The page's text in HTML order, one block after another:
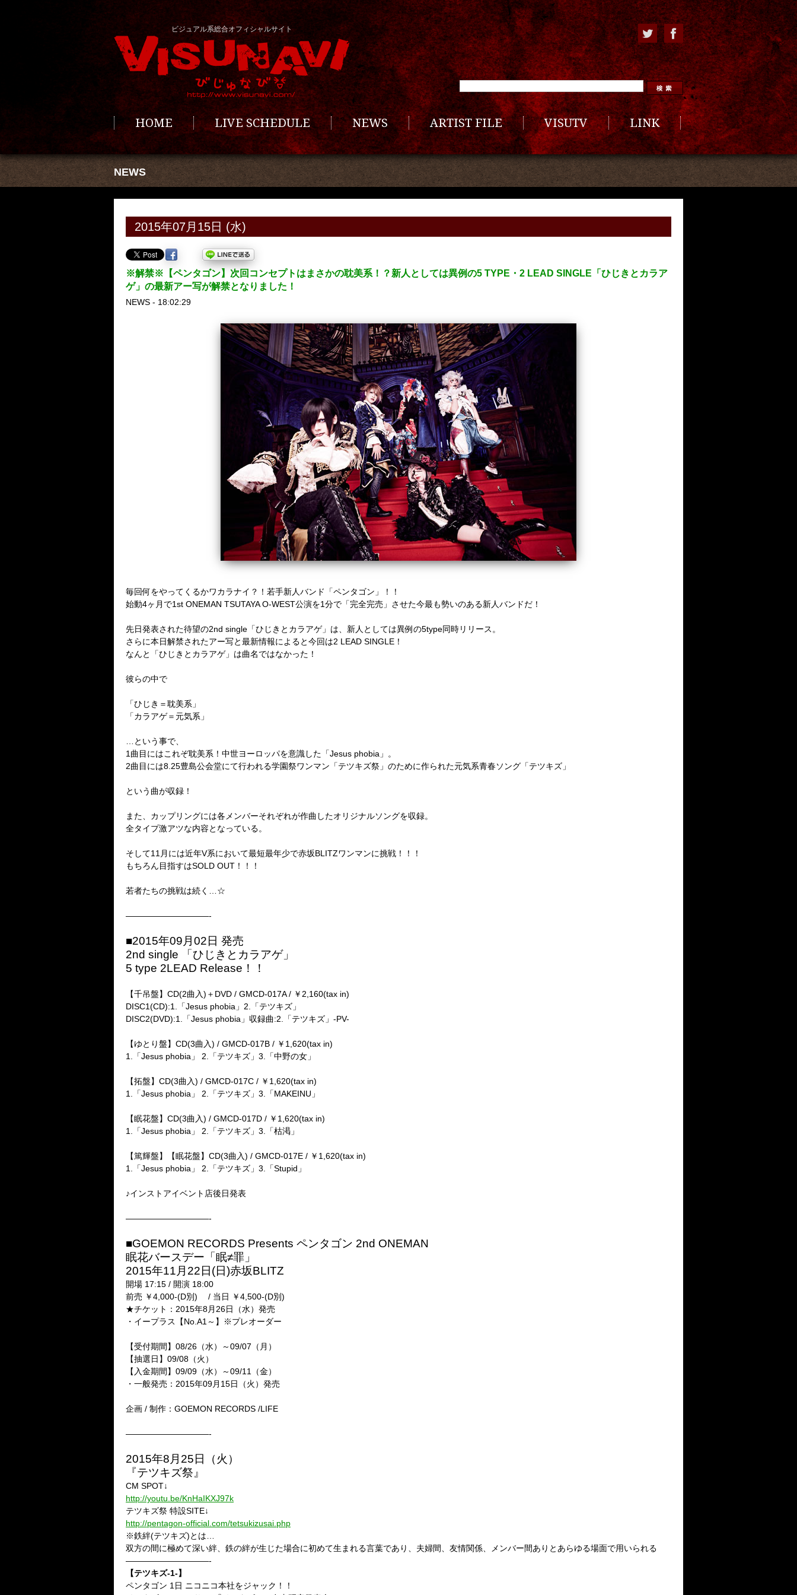
ビジュアル系総合オフィシャルサイト
HOME LIVE SCHEDULE NEWS ARTIST FILE VISUTV LINK
NEWS
2015年07月15日 (水)
※解禁※【ペンタゴン】次回コンセプトはまさかの耽美系！？新人としては異例の5 TYPE・2 LEAD SINGLE「ひじきとカラア
ゲ」の最新アー写が解禁となりました！
NEWS - 18:02:29
毎回何をやってくるかワカラナイ？！若手新人バンド「ペンタゴン」！！
始動4ヶ月で1st ONEMAN TSUTAYA O-WEST公演を1分で「完全完売」させた今最も勢いのある新人バンドだ！
先日発表された待望の2nd single「ひじきとカラアゲ」は、新人としては異例の5type同時リリース。
さらに本日解禁されたアー写と最新情報によると今回は2 LEAD SINGLE！
なんと「ひじきとカラアゲ」は曲名ではなかった！
彼らの中で
「ひじき＝耽美系」
「カラアゲ＝元気系」
…という事で、
1曲目にはこれぞ耽美系！中世ヨーロッパを意識した「Jesus phobia」。
2曲目には8.25豊島公会堂にて行われる学園祭ワンマン「テツキズ祭」のために作られた元気系青春ソング「テツキズ」
という曲が収録！
また、カップリングには各メンバーそれぞれが作曲したオリジナルソングを収録。
全タイプ激アツな内容となっている。
そして11月には近年V系において最短最年少で赤坂BLITZワンマンに挑戦！！！
もちろん目指すはSOLD OUT！！！
若者たちの挑戦は続く…☆
——————————-
■2015年09月02日 発売
2nd single 「ひじきとカラアゲ」
5 type 2LEAD Release！！
【千吊盤】CD(2曲入)＋DVD / GMCD-017A / ￥2,160(tax in)
DISC1(CD):1.「Jesus phobia」2.「テツキズ」
DISC2(DVD):1.「Jesus phobia」収録曲:2.「テツキズ」-PV-
【ゆとり盤】CD(3曲入) / GMCD-017B / ￥1,620(tax in)
1.「Jesus phobia」 2.「テツキズ」3.「中野の女」
【拓盤】CD(3曲入) / GMCD-017C / ￥1,620(tax in)
1.「Jesus phobia」 2.「テツキズ」3.「MAKEINU」
【眠花盤】CD(3曲入) / GMCD-017D / ￥1,620(tax in)
1.「Jesus phobia」 2.「テツキズ」3.「枯渇」
【篤輝盤】【眠花盤】CD(3曲入) / GMCD-017E / ￥1,620(tax in)
1.「Jesus phobia」 2.「テツキズ」3.「Stupid」
♪インストアイベント店後日発表
——————————-
■GOEMON RECORDS Presents ペンタゴン 2nd ONEMAN
眠花バースデー「眠≠罪」
2015年11月22日(日)赤坂BLITZ
開場 17:15 / 開演 18:00
前売 ￥4,000-(D別) / 当日 ￥4,500-(D別)
★チケット：2015年8月26日（水）発売
・イープラス【No.A1～】※プレオーダー
【受付期間】08/26（水）～09/07（月）
【抽選日】09/08（火）
【入金期間】09/09（水）～09/11（金）
・一般発売：2015年09月15日（火）発売
企画 / 制作：GOEMON RECORDS /LIFE
——————————-
2015年8月25日（火）
『テツキズ祭』
CM SPOT↓
http://youtu.be/KnHaIKXJ97k
テツキズ祭 特設SITE↓
http://pentagon-official.com/tetsukizusai.php
※鉄絆(テツキズ)とは…
双方の間に極めて深い絆、鉄の絆が生じた場合に初めて生まれる言葉であり、夫婦間、友情関係、メンバー間ありとあらゆる場面で用いられる
——————————-
【テツキズ-1-】
ペンタゴン 1日 ニコニコ本社をジャック！！